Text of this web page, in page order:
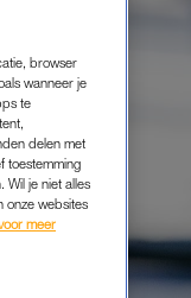
browser
wanneer je
te
delen met
toestemming
Wil je niet alles
onze websites
meer